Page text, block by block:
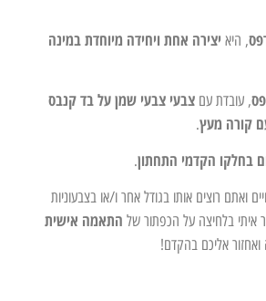
, היא יצירה אחת ויחידה מיוחדת במינה
, עובדת עם צבעי צבעי שמן על בד קנבס
קורה מעץ.
בחלקו הקדמי התחתון.
ואתם רוצים אותו בגודל אחר ו/או בצבעוניות
איתי בלחיצה על הכפתור של התאמה אישית
ואחזור אליכם בהקדם!